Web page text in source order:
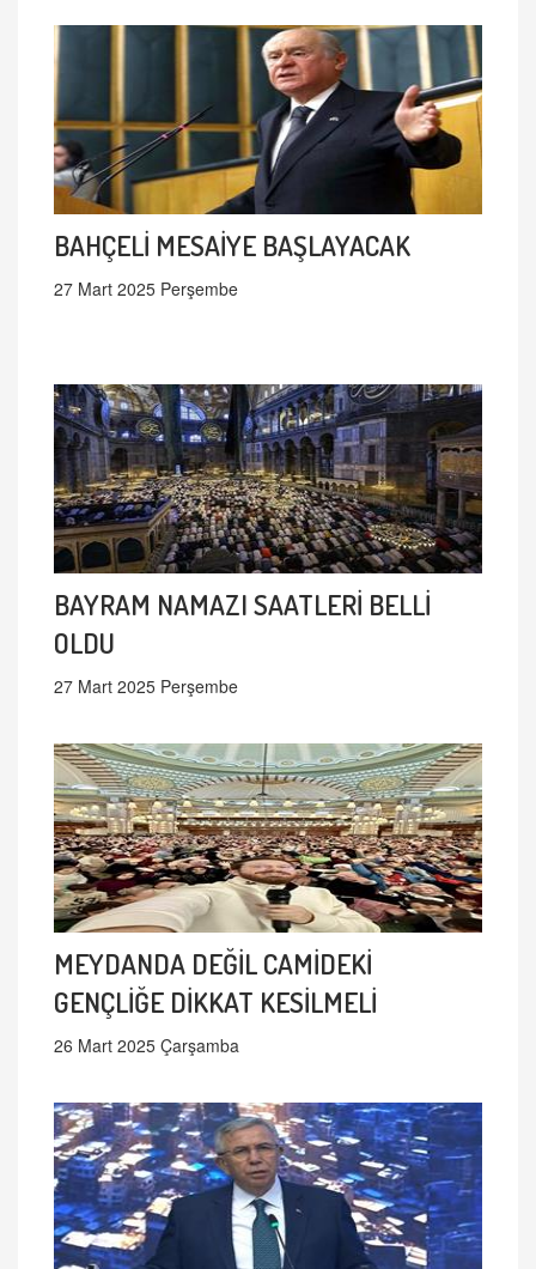
BAHÇELİ MESAİYE BAŞLAYACAK
27 Mart 2025 Perşembe
BAYRAM NAMAZI SAATLERİ BELLİ
OLDU
27 Mart 2025 Perşembe
MEYDANDA DEĞİL CAMİDEKİ
GENÇLİĞE DİKKAT KESİLMELİ
26 Mart 2025 Çarşamba